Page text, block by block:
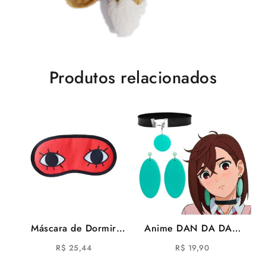
Produtos relacionados
Máscara de Dormir
Ayase Seiko Dan Da
Dan DanDaDan Vovó
R$ 25,44
Anime DAN DA DAN
Brinco Momo Ayase
Cosplay
R$ 19,90